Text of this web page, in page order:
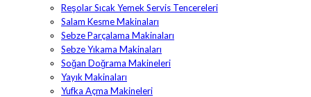
Reşolar Sıcak Yemek Servis Tencereleri
Salam Kesme Makinaları
Sebze Parçalama Makinaları
Sebze Yıkama Makinaları
Soğan Doğrama Makineleri
Yayık Makinaları
Yufka Açma Makineleri